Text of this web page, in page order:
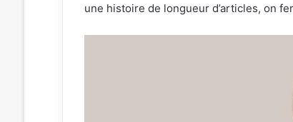
une histoire de longueur d’articles, on